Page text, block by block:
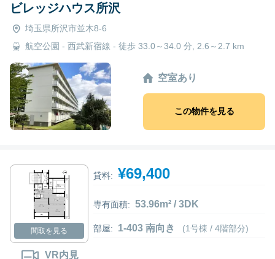
ビレッジハウス所沢
埼玉県所沢市並木8-6
航空公園 - 西武新宿線 - 徒歩 33.0～34.0 分, 2.6～2.7 km
空室あり
この物件を見る
間取を見る
VR内見
貸料: ¥69,400
専有面積: 53.96m² / 3DK
部屋: 1-403 南向き (1号棟 / 4階部分)